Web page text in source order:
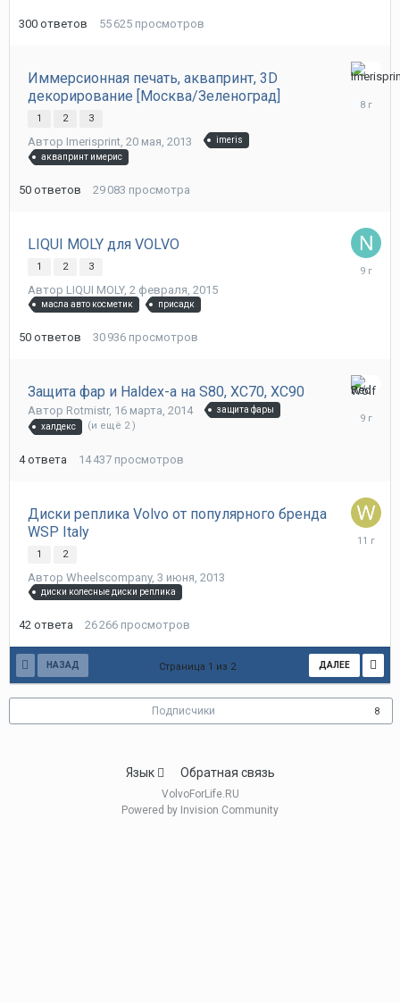
300 ответов 55 625 просмотров
Иммерсионная печать, аквапринт, 3D
декорирование [Москва/Зеленоград]
1 2 3
Автор Imerisprint 20 мая, 2013
imeris
аквапринт имерис
50 ответов 29 083 просмотра
7
LIQUI MOLY для VOLVO
1 2 3
Автор LIQUI MOLY, 2 февраля, 2015
масла авто косметик присадк
50 ответов 30 936 просмотров
24
Защита фар и Haldex-а на S80, XC70, XC90
Автор Rotmistr, 16 марта, 2014
защита фары
халдекс
(и ещё 2 )
4 ответа 14 437 просмотров
18
ноября,
Диски реплика Volvo от популярного бренда
WSP Italy
1 2
Автор Wheelscompany, 3 июня, 2013
диски колесные диски реплика
42 ответа 26 266 просмотров
13
НАЗАД ДАЛЕЕ
Страница 1 из 2
Подписчики 8
Язык Обратная связь
VolvoForLife.RU
Powered by Invision Community